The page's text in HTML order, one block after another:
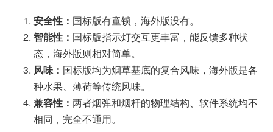
安全性： 国标版有童锁，海外版没有。
智能性： 国标版指示灯交互更丰富，能反馈多种状
态，海外版则相对简单。
风味： 国标版均为烟草基底的复合风味，海外版是各
种水果、薄荷等传统风味。
兼容性： 两者烟弹和烟杆的物理结构、软件系统均不
相同，完全不通用。